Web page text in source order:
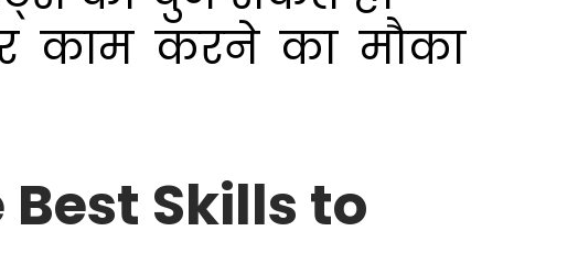
काम करने का मौका
Best Skills to